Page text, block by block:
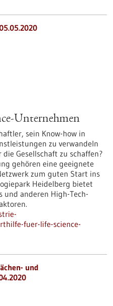
Unternehmen
sein Know-how in
zu verwandeln
Gesellschaft zu schaffen?
gehören eine geeignete
zum guten Start ins
Heidelberg bietet
und anderen High-Tech-
fuer-life-science-
und